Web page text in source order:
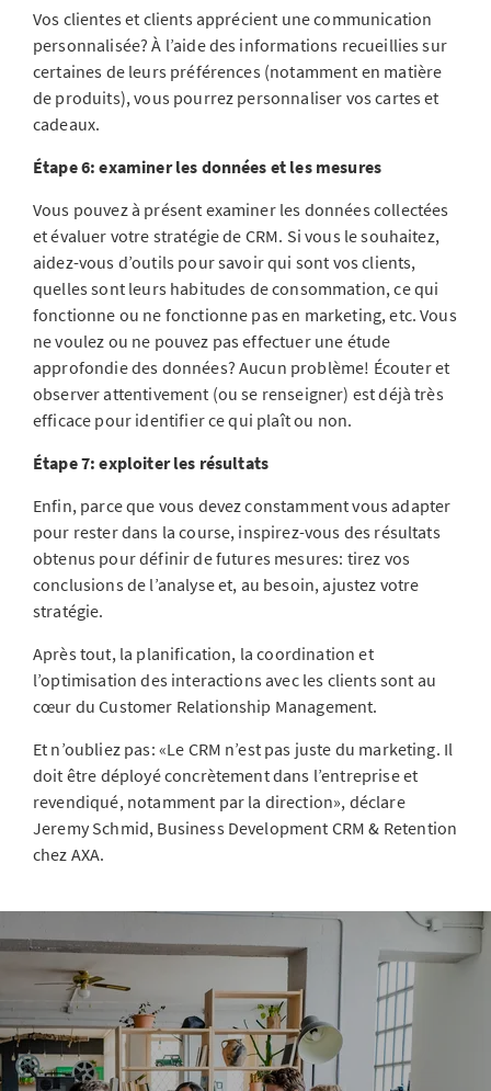
Vos clientes et clients apprécient une communication
personnalisée? À l’aide des informations recueillies sur
certaines de leurs préférences (notamment en matière
de produits), vous pourrez personnaliser vos cartes et
cadeaux.
Étape 6: examiner les données et les mesures
Vous pouvez à présent examiner les données collectées
et évaluer votre stratégie de CRM. Si vous le souhaitez,
aidez-vous d’outils pour savoir qui sont vos clients,
quelles sont leurs habitudes de consommation, ce qui
fonctionne ou ne fonctionne pas en marketing, etc. Vous
ne voulez ou ne pouvez pas effectuer une étude
approfondie des données? Aucun problème! Écouter et
observer attentivement (ou se renseigner) est déjà très
efficace pour identifier ce qui plaît ou non.
Étape 7: exploiter les résultats
Enfin, parce que vous devez constamment vous adapter
pour rester dans la course, inspirez-vous des résultats
obtenus pour définir de futures mesures: tirez vos
conclusions de l’analyse et, au besoin, ajustez votre
stratégie.
Après tout, la planification, la coordination et
l’optimisation des interactions avec les clients sont au
cœur du Customer Relationship Management.
Et n’oubliez pas: «Le CRM n’est pas juste du marketing. Il
doit être déployé concrètement dans l’entreprise et
revendiqué, notamment par la direction», déclare
Jeremy Schmid, Business Development CRM & Retention
chez AXA.